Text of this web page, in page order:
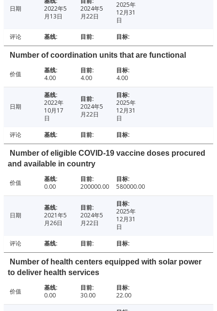
日期
2022年5
月13日
2024年5
月22日
2025年
12月31
日
评论
Number of coordination units that are functional
价值 4.00 4.00 4.00
日期
2022年
10月17
日
2024年5
月22日
2025年
12月31
日
评论
Number of eligible COVID-19 vaccine doses procured
and available in country
价值 0.00 200000.00 580000.00
日期
2021年5
月26日
2024年5
月22日
2025年
12月31
日
评论
Number of health centers equipped with solar power
to deliver health services
价值 0.00 30.00 22.00